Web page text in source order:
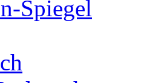
Spiegel